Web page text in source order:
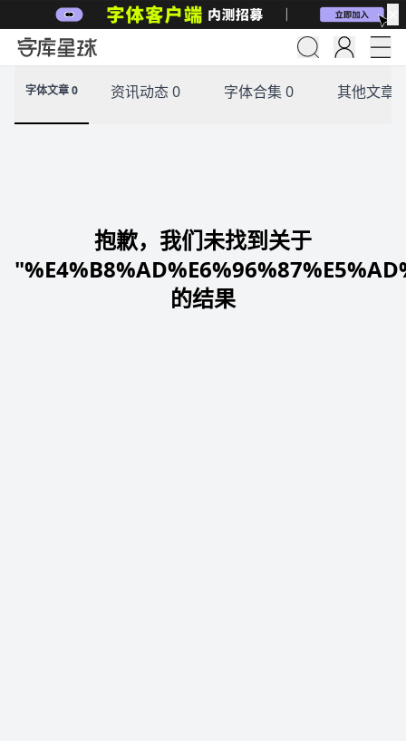
字体文章 0 资讯动态 0 字体合集 0 其他文章 0
抱歉，我们未找到关于
的结果